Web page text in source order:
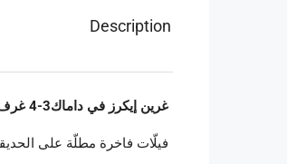
Description
غرين إيكرز في داماك3-4 غرف نوم
فيلّات فاخرة مطلّة على